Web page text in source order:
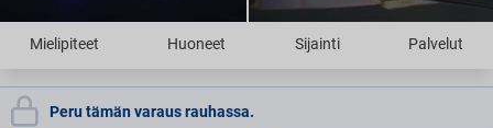
Mielipiteet Huoneet Sijainti Palvelut
Peru tämän varaus rauhassa.